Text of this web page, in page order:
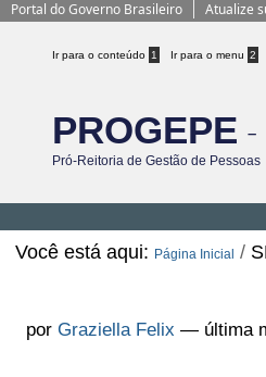
Portal do Governo Brasileiro Atualize
Ir para o conteúdo 1 Ir para o menu 2
PROGEPE
Pró-Reitoria de Gestão de Pessoas
Você está aqui: Página Inicial /
porGraziella Felix — última